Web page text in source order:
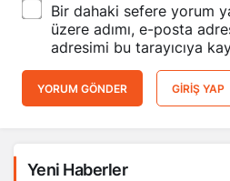
Bir dahaki sefere yorum
üzere adımı, e-posta
adresimi bu tarayıcıya
YORUM GÖNDER GIRIŞ YAP
Yeni Haberler